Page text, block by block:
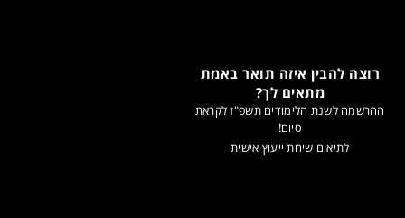
רוצה להבין איזה תואר באמת
מתאים לך?
ההרשמה לשנת הלימודים תשפ"ז לקראת
סיום!
לתיאום שיחת ייעוץ אישית